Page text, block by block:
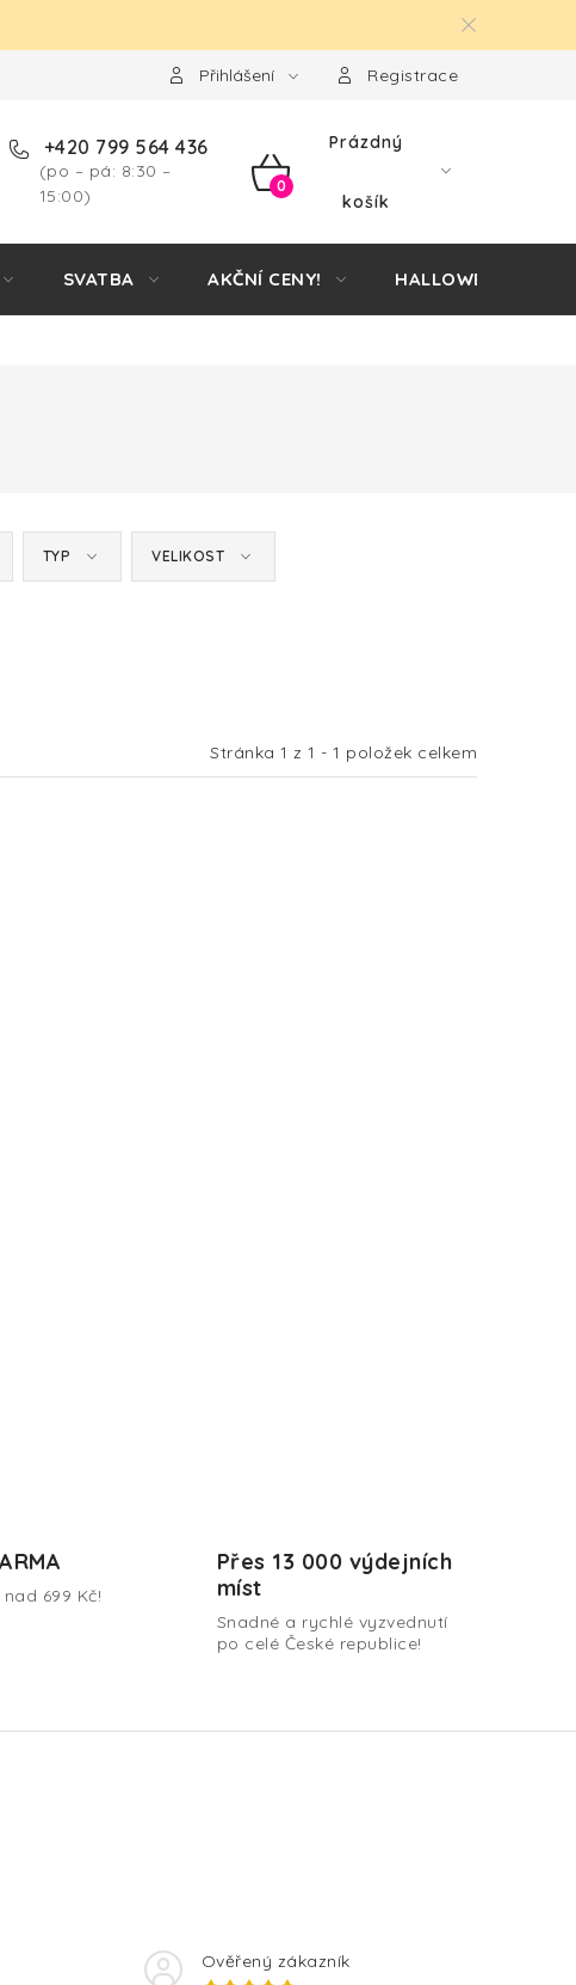
Přihlášení Registrace
+420 799 564 436
(po – pá: 8:30 –
15:00)
NÁKUPNÍ
Prázdný
košík
SVATBA AKČNÍ CENY! HALLOWEEN
TYP VELIKOST
Stránka 1 z 1 - 1 položek celkem
699 Kč!
Přes 13 000 výdejních
míst
Snadné a rychlé vyzvednutí
po celé České republice!
Ověřený zákazník